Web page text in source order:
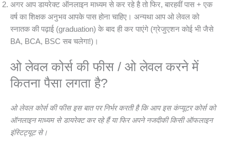
अगर आप डायरेक्ट ऑनलाइन माध्यम से कर रहे है तो फिर, बारहवीं पास + एक
वर्ष का शिक्षक अनुभव आपके पास होना चाहिए। अन्यथा आप ओ लेवल को
स्नातक की पढ़ाई (graduation) के बाद ही कर पाएंगे (ग्रेजुएशन कोई भी जैसे
BA, BCA, BSC सब चलेगा!)।
ओ लेवल कोर्स की फीस / ओ लेवल करने में
कितना पैसा लगता है?
ओ लेवल कोर्स की फीस इस बात पर निर्भर करती है कि आप इस कंप्यूटर कोर्स को
ऑनलाइन माध्यम से डायरेक्ट कर रहे हैं या फिर अपने नजदीकी किसी ऑफलाइन
इंस्टिट्यूट से।